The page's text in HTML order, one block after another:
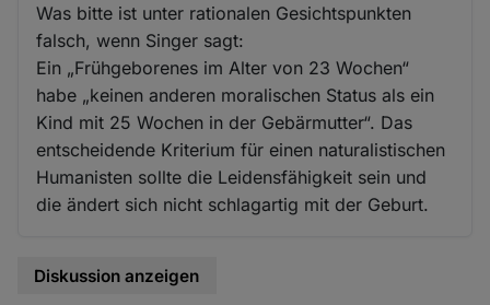
Was bitte ist unter rationalen Gesichtspunkten
falsch, wenn Singer sagt:
Ein „Frühgeborenes im Alter von 23 Wochen“
habe „keinen anderen moralischen Status als ein
Kind mit 25 Wochen in der Gebärmutter“. Das
entscheidende Kriterium für einen naturalistischen
Humanisten sollte die Leidensfähigkeit sein und
die ändert sich nicht schlagartig mit der Geburt.
Diskussion anzeigen